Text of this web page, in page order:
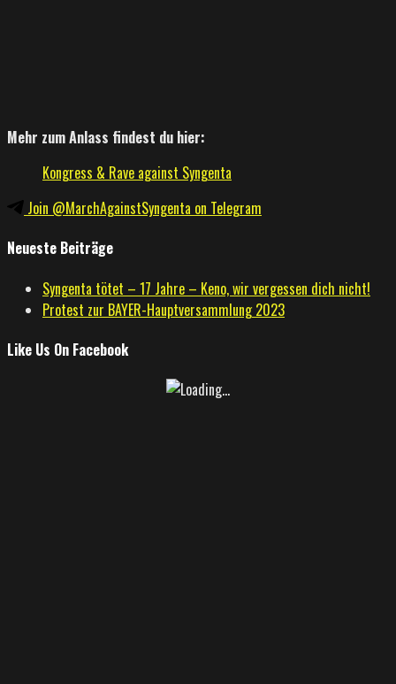
Mehr zum Anlass findest du hier:
Kongress & Rave against Syngenta
Join @MarchAgainstSyngenta on Telegram
Neueste Beiträge
Syngenta tötet – 17 Jahre – Keno, wir vergessen dich nicht!
Protest zur BAYER-Hauptversammlung 2023
Like Us On Facebook